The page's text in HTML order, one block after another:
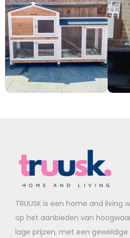
TRUUSK is een home and living
op het aanbieden van
lage prijzen, met een